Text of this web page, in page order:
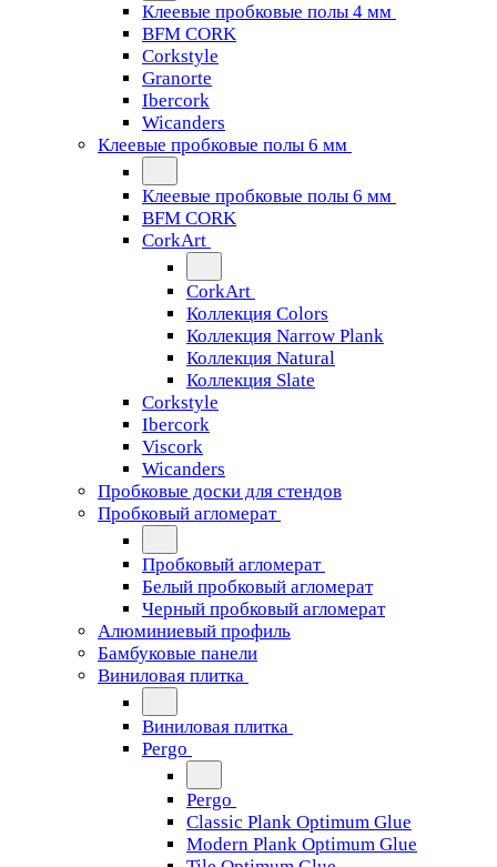
Клеевые пробковые полы 4 мм
BFM CORK
Corkstyle
Granorte
Ibercork
Wicanders
Клеевые пробковые полы 6 мм
Клеевые пробковые полы 6 мм
BFM CORK
CorkArt
CorkArt
Коллекция Colors
Коллекция Narrow Plank
Коллекция Natural
Коллекция Slate
Corkstyle
Ibercork
Viscork
Wicanders
Пробковые доски для стендов
Пробковый агломерат
Пробковый агломерат
Белый пробковый агломерат
Черный пробковый агломерат
Алюминиевый профиль
Бамбуковые панели
Виниловая плитка
Виниловая плитка
Pergo
Pergo
Classic Plank Optimum Glue
Modern Plank Optimum Glue